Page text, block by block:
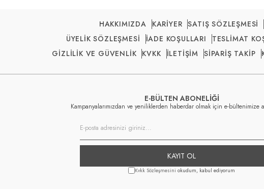
HAKKIMIZDA KARİYER SATIŞ SÖZLEŞMESİ
ÜYELİK SÖZLEŞMESİ
İADE KOŞULLARI
TESLİMAT
GİZLİLİK VE GÜVENLİK KVKK İLETİŞİM SİPARİŞ TAKİP
E-BÜLTEN ABONELİĞİ
Kampanyalarımızdan ve yeniliklerden haberdar olmak için e-bültenimize
KAYIT OL
Kvkk Sözleşmesini okudum, kabul ediyorum